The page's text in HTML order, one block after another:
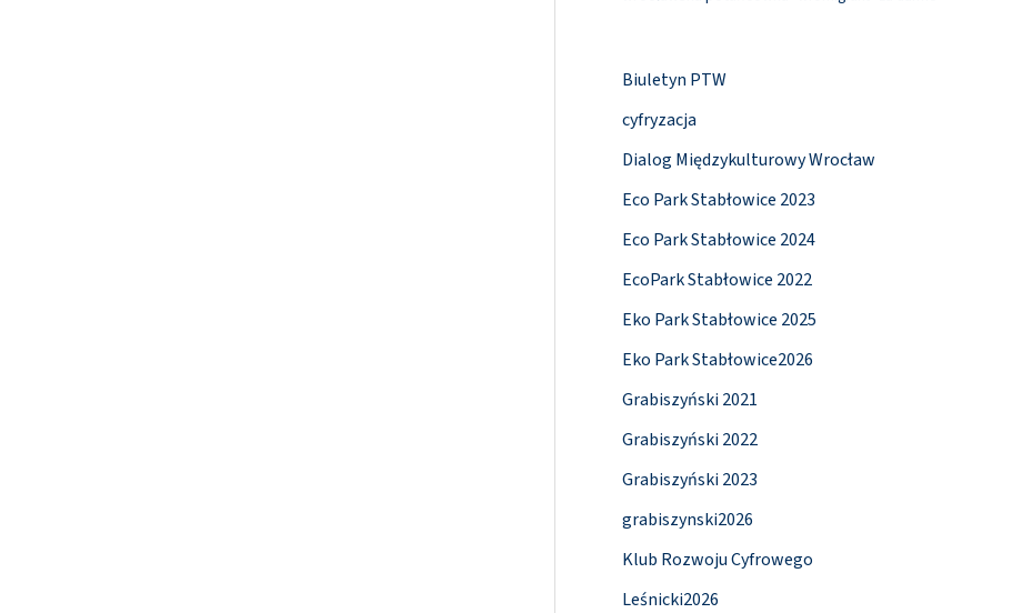
Biuletyn PTW
cyfryzacja
Dialog Międzykulturowy Wrocław
Eco Park Stabłowice 2023
Eco Park Stabłowice 2024
EcoPark Stabłowice 2022
Eko Park Stabłowice 2025
Eko Park Stabłowice2026
Grabiszyński 2021
Grabiszyński 2022
Grabiszyński 2023
grabiszynski2026
Klub Rozwoju Cyfrowego
Leśnicki2026